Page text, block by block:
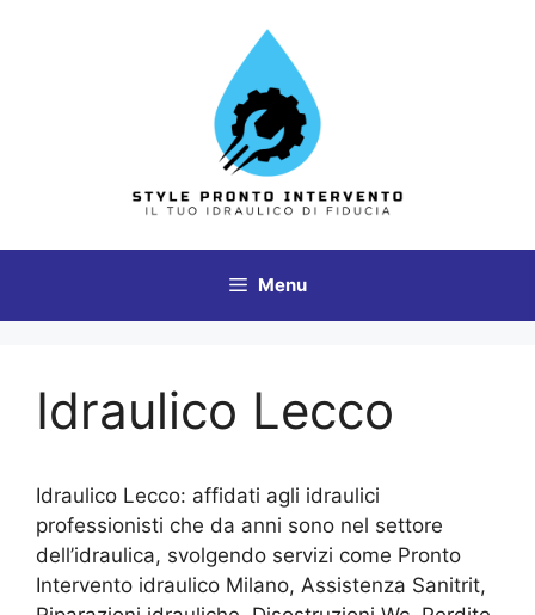
Menu
Idraulico Lecco
Idraulico Lecco: affidati agli idraulici
professionisti che da anni sono nel settore
dell’idraulica, svolgendo servizi come Pronto
Intervento idraulico Milano, Assistenza Sanitrit,